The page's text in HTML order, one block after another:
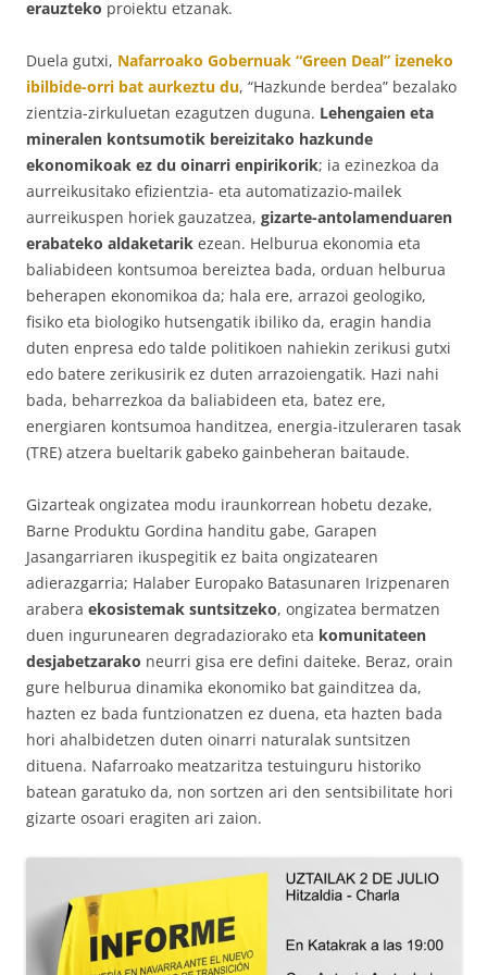
erauzteko proiektu etzanak.
Duela gutxi, Nafarroako Gobernuak “Green Deal” izeneko
ibilbide-orri bat aurkeztu du, “Hazkunde berdea” bezalako
zientzia-zirkuluetan ezagutzen duguna. Lehengaien eta
mineralen kontsumotik bereizitako hazkunde
ekonomikoak ez du oinarri enpirikorik; ia ezinezkoa da
aurreikusitako efizientzia- eta automatizazio-mailek
aurreikuspen horiek gauzatzea, gizarte-antolamenduaren
erabateko aldaketarik ezean. Helburua ekonomia eta
baliabideen kontsumoa bereiztea bada, orduan helburua
beherapen ekonomikoa da; hala ere, arrazoi geologiko,
fisiko eta biologiko hutsengatik ibiliko da, eragin handia
duten enpresa edo talde politikoen nahiekin zerikusi gutxi
edo batere zerikusirik ez duten arrazoiengatik. Hazi nahi
bada, beharrezkoa da baliabideen eta, batez ere,
energiaren kontsumoa handitzea, energia-itzuleraren tasak
(TRE) atzera bueltarik gabeko gainbeheran baitaude.
Gizarteak ongizatea modu iraunkorrean hobetu dezake,
Barne Produktu Gordina handitu gabe, Garapen
Jasangarriaren ikuspegitik ez baita ongizatearen
adierazgarria; Halaber Europako Batasunaren Irizpenaren
arabera ekosistemak suntsitzeko, ongizatea bermatzen
duen ingurunearen degradaziorako eta komunitateen
desjabetzarako neurri gisa ere defini daiteke. Beraz, orain
gure helburua dinamika ekonomiko bat gainditzea da,
hazten ez bada funtzionatzen ez duena, eta hazten bada
hori ahalbidetzen duten oinarri naturalak suntsitzen
dituena. Nafarroako meatzaritza testuinguru historiko
batean garatuko da, non sortzen ari den sentsibilitate hori
gizarte osoari eragiten ari zaion.